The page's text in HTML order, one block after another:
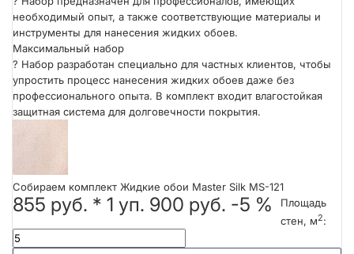
необходимый опыт, а также соответствующие материалы и
инструменты для нанесения жидких обоев.
Максимальный набор
? Набор разработан специально для частных клиентов, чтобы
упростить процесс нанесения жидких обоев даже без
профессионального опыта. В комплект входит влагостойкая
защитная система для долговечности покрытия.
Собираем комплект Жидкие обои Master Silk MS-121
855 руб. * 1 уп. 900 руб. -5 %
Площадь
стен, м2: